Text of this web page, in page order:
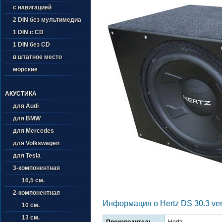
с навигацией
2 DIN без мультимедиа
1 DIN с CD
1 DIN без CD
в штатное место
морские
АКУСТИКА
для Audi
для BMW
для Mercedes
для Volkswagen
для Tesla
3-компонентная
16,5 см.
2-компонентная
10 см.
13 см.
Информация о Hertz DS 30.3